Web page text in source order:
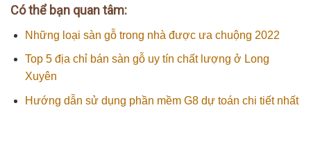
Có thể bạn quan tâm:
Những loại sàn gỗ trong nhà được ưa chuộng 2022
Top 5 địa chỉ bán sàn gỗ uy tín chất lượng ở Long
Xuyên
Hướng dẫn sử dụng phần mềm G8 dự toán chi tiết nhất